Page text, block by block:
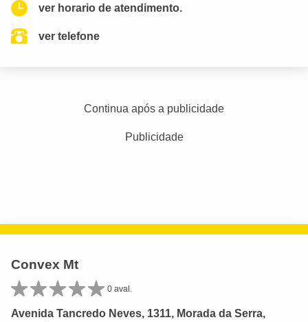
ver horario de atendimento.
ver telefone
Continua após a publicidade
Publicidade
Convex Mt
0 aval.
Avenida Tancredo Neves, 1311, Morada da Serra,